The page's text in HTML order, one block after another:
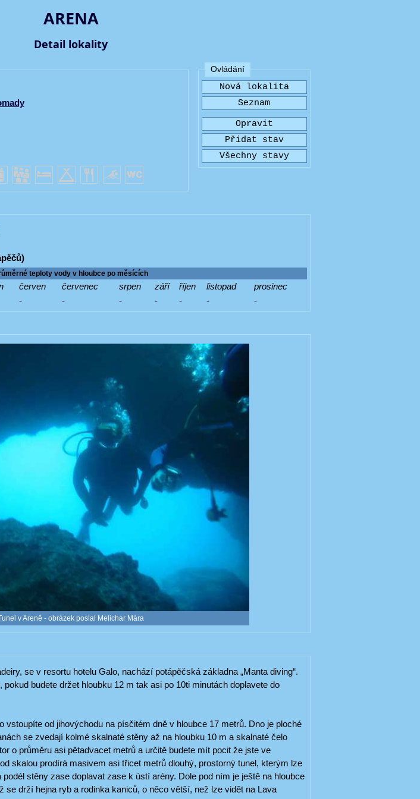
ARENA
Detail lokality
Ovládání
teploty vody v hloubce po měsících
červen červenec srpen září říjen listopad
prosinec
- - - - - - -
v Areně - obrázek poslal Melichar Mára
se v resortu hotelu Galo, nachází potápěčská základna „Manta diving“.
budete držet hloubku 12 m tak asi po 10ti minutách doplavete do
vstoupíte od jihovýchodu na písčitém dně v hloubce 17 metrů. Dno je ploché
se zvedají kolmé skalnaté stěny až na hloubku 10 m a skalnaté čelo
o průměru asi pětadvacet metrů a určitě budete mít pocit že jste ve
skalou prodírá masivem asi třicet metrů dlouhý, prostorný tunel, kterým lze
stěny zase doplavat zase k ústí arény. Dole pod ním je ještě na hloubce
se drží hejna ryb a rodinka kaniců, o něco větší, než lze vidět na Lava